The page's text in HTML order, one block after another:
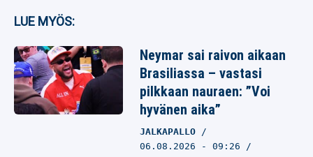
LUE MYÖS:
Neymar sai raivon aikaan
Brasiliassa – vastasi
pilkkaan nauraen: ”Voi
hyvänen aika”
JALKAPALLO
06.08.2026 - 09:26